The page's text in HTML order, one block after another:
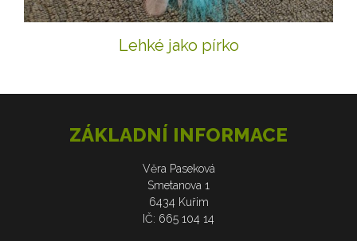
Lehké jako pírko
ZÁKLADNÍ INFORMACE
Věra Paseková
Smetanova 1
6434 Kuřim
IČ: 665 104 14